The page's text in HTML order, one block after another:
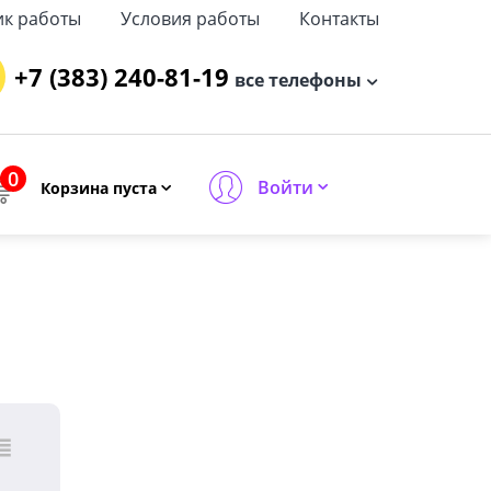
работы Условия работы Контакты
+7 (383) 240-81-19 все телефоны
0 Корзина пуста Войти